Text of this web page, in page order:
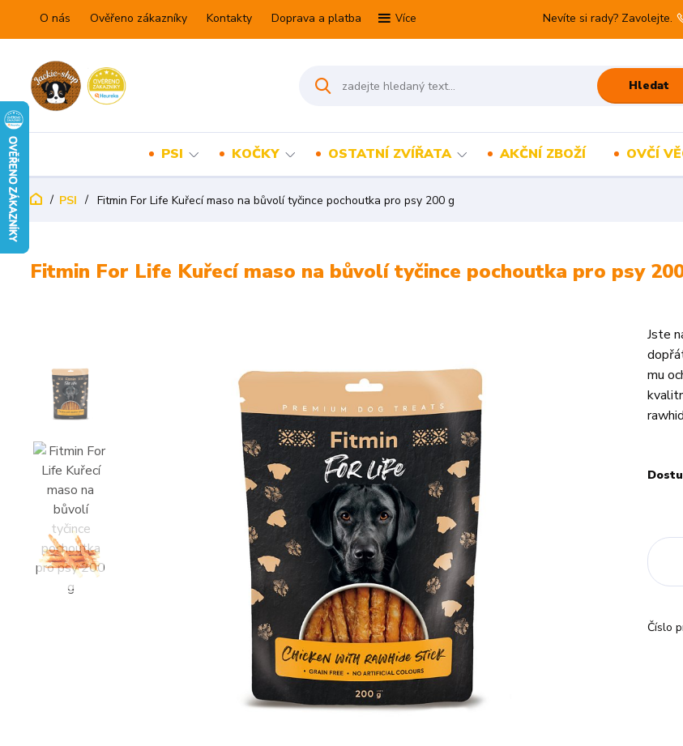
O nás Ověřeno zákazníky Kontakty Doprava a platba Více
Hledat
Nevíte si rady? Zavolejte.
PSI KOČKY OSTATNÍ ZVÍŘATA AKČNÍ ZBOŽÍ OVČÍ
PSI Fitmin For Life Kuřecí maso na bůvolí tyčince pochoutka pro psy 200 g
Fitmin For Life Kuřecí maso na bůvolí tyčince pochoutka pro psy
Jste
mu
Číslo